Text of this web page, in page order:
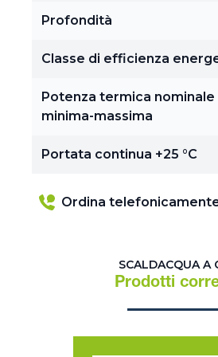
Profondità
Classe di efficienza
Potenza termica nominale
minima-massima
Portata continua +25 °C
Ordina
SCALDACQUA A
Prodotti